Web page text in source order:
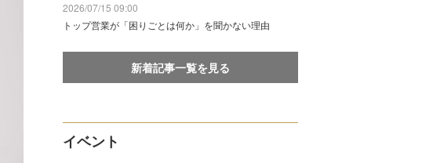
2026/07/15 09:00
トップ営業が「困りごとは何か」を聞かない理由
新着記事一覧を見る
イベント